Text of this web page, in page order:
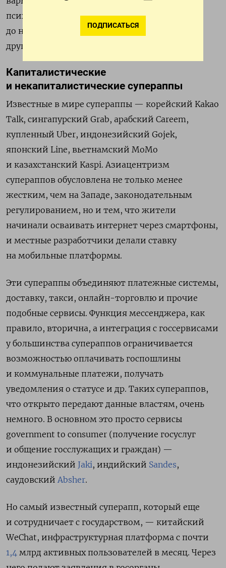
ПОДПИСАТЬСЯ
психологических приемов (nudges)
до невозможности получить нужную услугу
другим способом.
Капиталистические
и некапиталистические супераппы
Известные в мире супераппы — корейский Kakao
Talk, сингапурский Grab, арабский Careem,
купленный Uber, индонезийский Gojek,
японский Line, вьетнамский MoMo
и казахстанский Kaspi. Азиацентризм
супераппов обусловлена не только менее
жестким, чем на Западе, законодательным
регулированием, но и тем, что жители
начинали осваивать интернет через смартфоны,
и местные разработчики делали ставку
на мобильные платформы.
Эти супераппы объединяют платежные системы,
доставку, такси, онлайн-торговлю и прочие
подобные сервисы. Функция мессенджера, как
правило, вторична, а интеграция с госсервисами
у большинства супераппов ограничивается
возможностью оплачивать госпошлины
и коммунальные платежи, получать
уведомления о статусе и др. Таких супераппов,
что открыто передают данные властям, очень
немного. В основном это просто сервисы
government to consumer (получение госуслуг
и общение госслужащих и граждан) —
индонезийский Jaki, индийский Sandes,
саудовский Absher.
Но самый известный суперапп, который еще
и сотрудничает с государством, — китайский
WeChat, инфраструктурная платформа с почти
1,4 млрд активных пользователей в месяц. Через